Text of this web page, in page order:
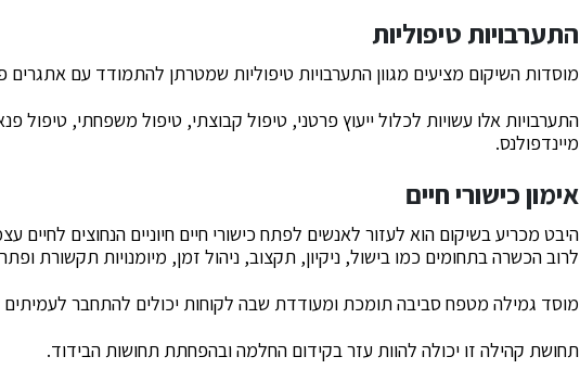
התערבויות טיפוליות
מוסדות השיקום מציעים מגוון התערבויות טיפוליות שמטרתן להתמודד עם אתגרים
התערבויות אלו עשויות לכלול ייעוץ פרטני, טיפול קבוצתי, טיפול משפחתי, טיפול
מיינדפולנס.
אימון כישורי חיים
היבט מכריע בשיקום הוא לעזור לאנשים לפתח כישורי חיים חיוניים הנחוצים לחיים
לרוב הכשרה בתחומים כמו בישול, ניקיון, תקצוב, ניהול זמן, מיומנויות תקשורת
מוסד גמילה מטפח סביבה תומכת ומעודדת שבה לקוחות יכולים להתחבר לעמיתים
תחושת קהילה זו יכולה להוות עזר בקידום החלמה ובהפחתת תחושות הבידוד.